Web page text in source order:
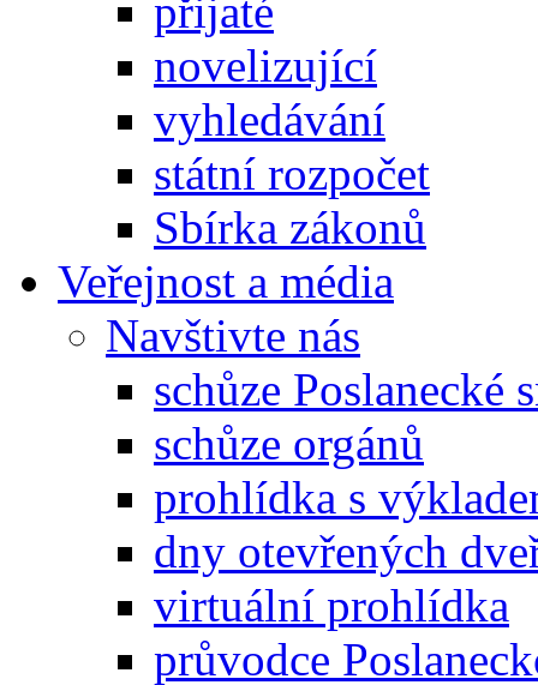
přijaté
novelizující
vyhledávání
státní rozpočet
Sbírka zákonů
Veřejnost a média
Navštivte nás
schůze Poslanecké
schůze orgánů
prohlídka s
dny otevřených
virtuální prohlídka
průvodce